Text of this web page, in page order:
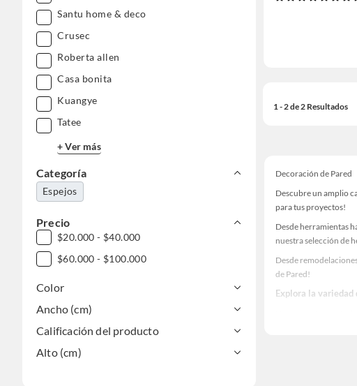
Santu home & deco
Crusec
Roberta allen
Casa bonita
Kuangye
Tatee
+ Ver más
Categoría
Espejos
Precio
$20.000 - $40.000
$60.000 - $100.000
Color
Ancho (cm)
Calificación del producto
Alto (cm)
1 - 2 de 2 Resultados
Decoración de Pared
Descubre un amplio
para tus proyectos!
Desde herramientas
nuestra selección de
Desde
de Pared!
Explora la variedad
Herramientas,